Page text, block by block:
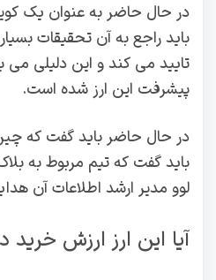
در حال حاضر به عنوان یک
باید راجع به آن تحقیقات
تایید می‌ کند و این دلیلی
پیشرفت این ارز شده است.
در حال حاضر باید گفت که
لوو مدیر ارشد اطلاعات آن
آیا این ارز ارزش خرید